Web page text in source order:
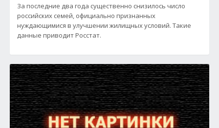
За последние два года существенно снизилось число
российских семей, официально признанных
нуждающимися в улучшении жилищных условий. Такие
данные приводит Росстат.